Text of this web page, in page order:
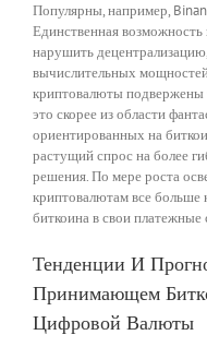
Популярны, например,
Единственная
нарушить
вычислительных
криптовалюты подвержены
это скорее из области
ориентированных на
растущий спрос на более
решения. По мере роста
криптовалютам все больше
биткоина в свои платежные
Тенденции И
Принимающем
Цифровой Валюты